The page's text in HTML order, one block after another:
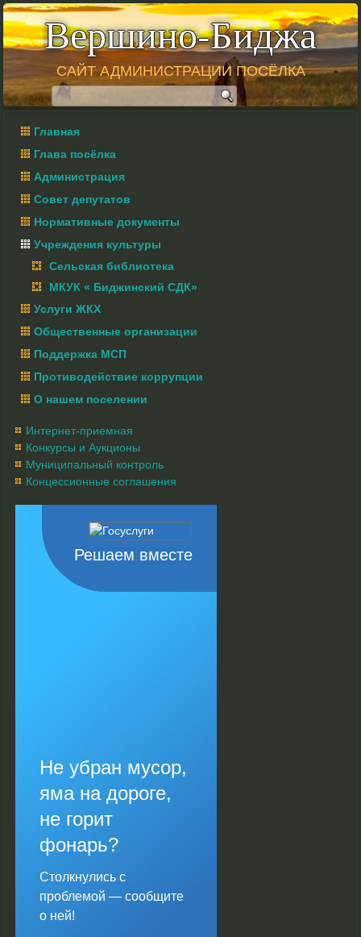
Вершино-Биджа
САЙТ АДМИНИСТРАЦИИ ПОСЁЛКА
Главная
Глава посёлка
Администрация
Совет депутатов
Нормативные документы
Учреждения культуры
Сельская библиотека
МКУК « Биджинский СДК»
Услуги ЖКХ
Общественные организации
Поддержка МСП
Противодействие коррупции
О нашем поселении
Интернет-приемная
Конкурсы и Аукционы
Муниципальный контроль
Концессионные соглашения
Решаем вместе
Не убран мусор,
яма на дороге,
не горит
фонарь?
Столкнулись с
проблемой — сообщите
о ней!